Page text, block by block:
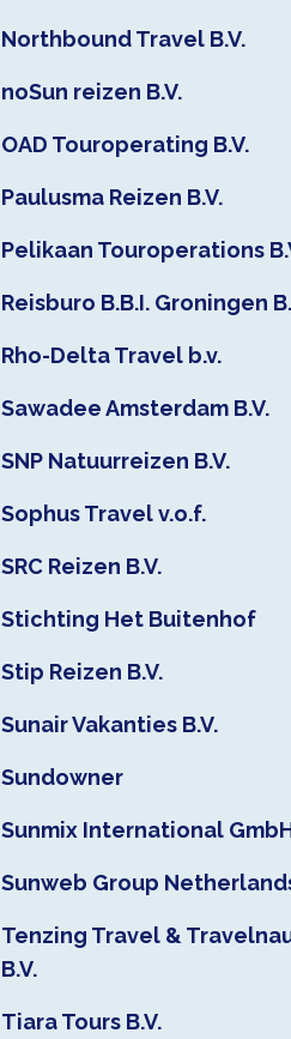
Northbound Travel B.V.
noSun reizen B.V.
OAD Touroperating B.V.
Paulusma Reizen B.V.
Pelikaan Touroperations
Reisburo B.B.I. Groningen
Rho-Delta Travel b.v.
Sawadee Amsterdam B.V.
SNP Natuurreizen B.V.
Sophus Travel v.o.f.
SRC Reizen B.V.
Stichting Het Buitenhof
Stip Reizen B.V.
Sunair Vakanties B.V.
Sundowner
Sunmix International
Sunweb Group
Tenzing Travel &
B.V.
Tiara Tours B.V.